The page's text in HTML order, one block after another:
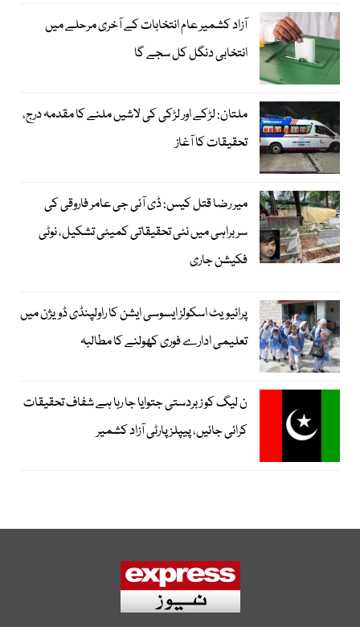
آزاد کشمیر عام انتخابات کے آخری مرحلے میں
انتخابی دنگل کل سجے گا
ملتان: لڑکے اور لڑکی کی لاشیں ملنے کا مقدمہ درج،
تحقیقات کا آغاز
میر رضا قتل کیس: ڈی آئی جی عامر فاروقی کی
سربراہی میں نئی تحقیقاتی کمیٹی تشکیل، نوٹی
فکیشن جاری
پرائیویٹ اسکولز ایسوسی ایشن کا راولپنڈی ڈویژن میں
تعلیمی ادارے فوری کھولنے کا مطالبہ
ن لیگ کو زبردستی جتوایا جا رہا ہے شفاف تحقیقات
کرائی جائیں، پیپلز پارٹی آزاد کشمیر